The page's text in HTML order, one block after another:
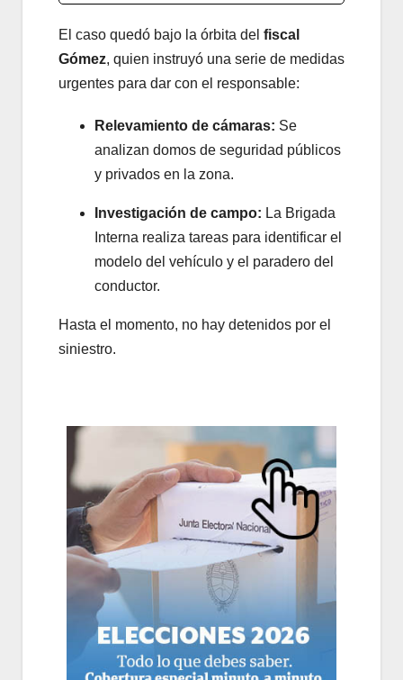
El caso quedó bajo la órbita del fiscal
Gómez, quien instruyó una serie de medidas
urgentes para dar con el responsable:
Relevamiento de cámaras: Se
analizan domos de seguridad públicos
y privados en la zona.
Investigación de campo: La Brigada
Interna realiza tareas para identificar el
modelo del vehículo y el paradero del
conductor.
Hasta el momento, no hay detenidos por el
siniestro.